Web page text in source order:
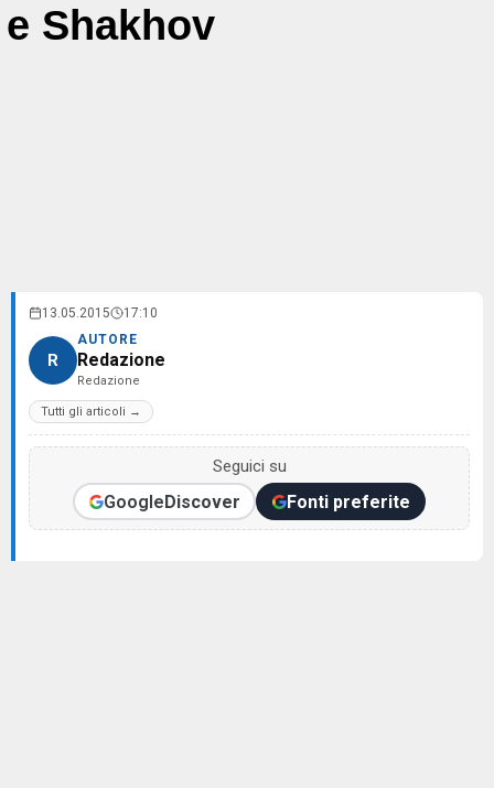
e Shakhov
13.05.2015 17:10
R
AUTORE
Redazione
Redazione
Tutti gli articoli →
Seguici su
GoogleDiscover Fonti preferite